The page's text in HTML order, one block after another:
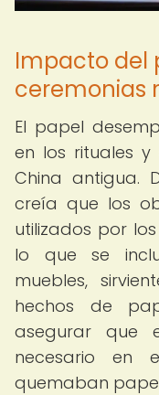
Impacto del
ceremonias
El papel
en los rituales y
China antigua.
creía que los
utilizados por
lo que se
muebles,
hechos de
asegurar que
necesario en
quemaban